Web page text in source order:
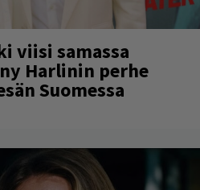
viisi samassa
Harlinin perhe
Suomessa